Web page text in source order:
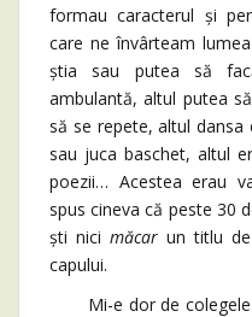
formau caracterul și
care ne învârteam
știa sau putea să
ambulantă, altul putea
să se repete, altul
sau juca baschet, altul
poezii… Acestea erau
spus cineva că peste 30
ști nici măcar un titlu
capului.
Mi-e dor de colegele